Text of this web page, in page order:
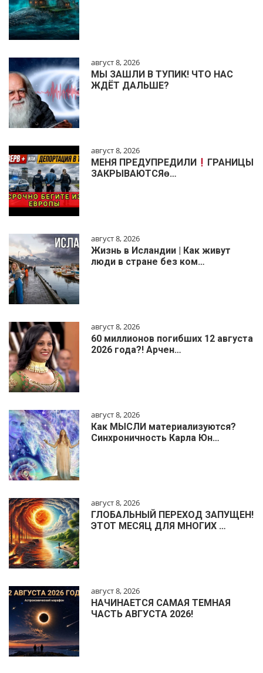
август 8, 2026
МЫ ЗАШЛИ В ТУПИК! ЧТО НАС
ЖДЁТ ДАЛЬШЕ?
август 8, 2026
МЕНЯ ПРЕДУПРЕДИЛИ
ГРАНИЦЫ
ЗАКРЫВАЮТСЯɵ…
август 8, 2026
Жизнь в Исландии | Как живут
люди в стране без ком…
август 8, 2026
60 миллионов погибших 12 августа
2026 года?! Арчен…
август 8, 2026
Как МЫСЛИ материализуются?
Синхроничность Карла Юн…
август 8, 2026
ГЛОБАЛЬНЫЙ ПЕРЕХОД ЗАПУЩЕН!
ЭТОТ МЕСЯЦ ДЛЯ МНОГИХ …
август 8, 2026
НАЧИНАЕТСЯ САМАЯ ТЕМНАЯ
ЧАСТЬ АВГУСТА 2026!